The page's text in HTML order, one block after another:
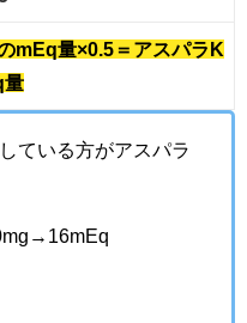
mEq量×0.5＝アスパラK
量
ている方がアスパラ